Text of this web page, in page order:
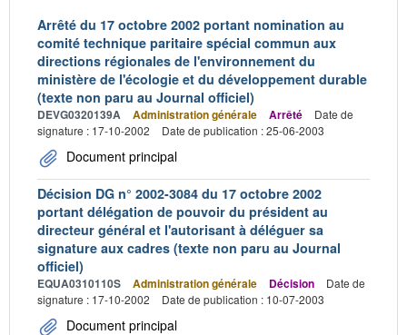
Arrêté du 17 octobre 2002 portant nomination au
comité technique paritaire spécial commun aux
directions régionales de l'environnement du
ministère de l'écologie et du développement durable
(texte non paru au Journal officiel)
DEVG0320139A Administration générale Arrêté
Date de
signature : 17-10-2002
Date de publication : 25-06-2003
Document principal
Décision DG n° 2002-3084 du 17 octobre 2002
portant délégation de pouvoir du président au
directeur général et l'autorisant à déléguer sa
signature aux cadres (texte non paru au Journal
officiel)
EQUA0310110S Administration générale Décision
Date de
signature : 17-10-2002
Date de publication : 10-07-2003
Document principal